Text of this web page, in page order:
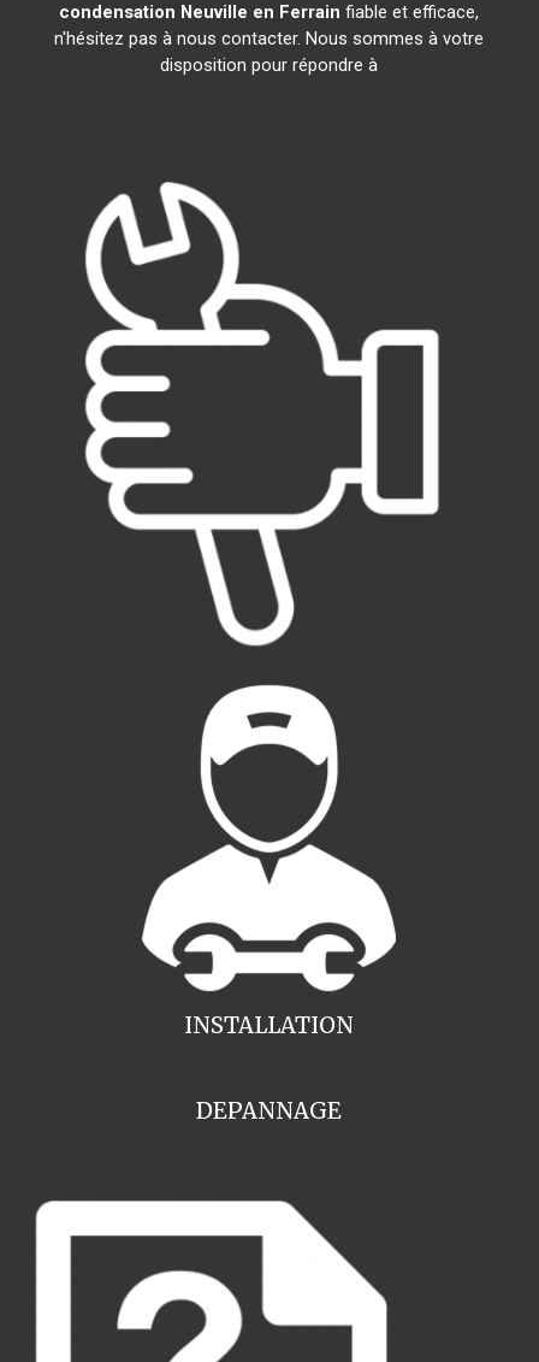
condensation Neuville en Ferrain fiable et efficace,
n'hésitez pas à nous contacter. Nous sommes à votre
disposition pour répondre à
INSTALLATION
DEPANNAGE